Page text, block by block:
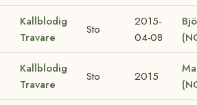
Kallblodig
Travare
Sto
2015-
04-08
Kallblodig
Travare
Sto 2015